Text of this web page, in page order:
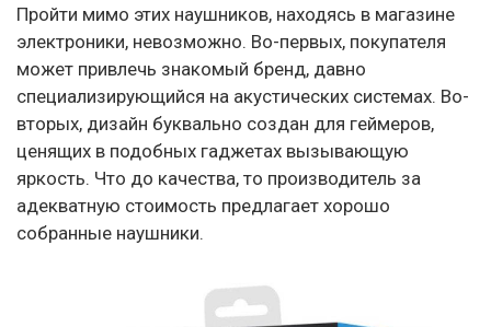
Пройти мимо этих наушников, находясь в магазине
электроники, невозможно. Во-первых, покупателя
может привлечь знакомый бренд, давно
специализирующийся на акустических системах. Во-
вторых, дизайн буквально создан для геймеров,
ценящих в подобных гаджетах вызывающую
яркость. Что до качества, то производитель за
адекватную стоимость предлагает хорошо
собранные наушники.